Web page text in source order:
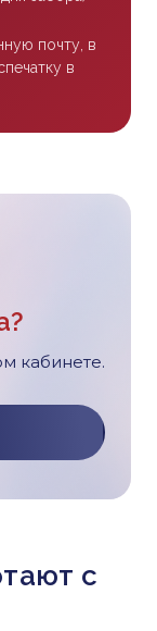
почту, в
в
кабинете.
с